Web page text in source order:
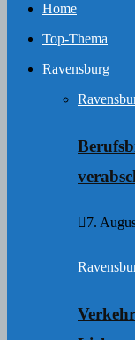
Home
Top-Thema
Ravensburg
7.